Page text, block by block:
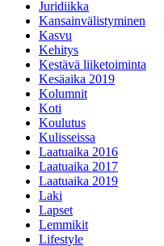
Juridiikka
Kansainvälistyminen
Kasvu
Kehitys
Kestävä liiketoiminta
Kesäaika 2019
Kolumnit
Koti
Koulutus
Kulisseissa
Laatuaika 2016
Laatuaika 2017
Laatuaika 2019
Laki
Lapset
Lemmikit
Lifestyle